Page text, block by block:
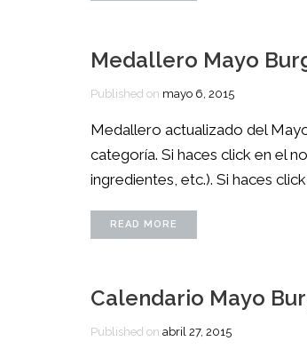
Medallero Mayo
Published on mayo 6, 2015
Medallero actualizado del
categoría. Si haces click en el
ingredientes, etc.). Si haces
READ MORE
Calendario Mayo
Published on abril 27, 2015